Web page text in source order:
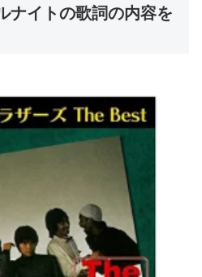
ナイトの歌詞の内容を